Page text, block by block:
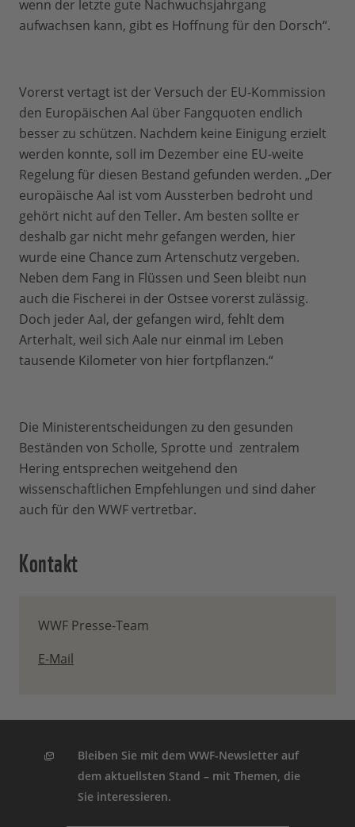
wenn der letzte gute Nachwuchsjahrgang
aufwachsen kann, gibt es Hoffnung für den Dorsch“.
Vorerst vertagt ist der Versuch der EU-Kommission
den Europäischen Aal über Fangquoten endlich
besser zu schützen. Nachdem keine Einigung erzielt
werden konnte, soll im Dezember eine EU-weite
Regelung für diesen Bestand gefunden werden. „Der
europäische Aal ist vom Aussterben bedroht und
gehört nicht auf den Teller. Am besten sollte er
deshalb gar nicht mehr gefangen werden, hier
wurde eine Chance zum Artenschutz vergeben.
Neben dem Fang in Flüssen und Seen bleibt nun
auch die Fischerei in der Ostsee vorerst zulässig.
Doch jeder Aal, der gefangen wird, fehlt dem
Arterhalt, weil sich Aale nur einmal im Leben
tausende Kilometer von hier fortpflanzen.“
Die Ministerentscheidungen zu den gesunden
Beständen von Scholle, Sprotte und zentralem
Hering entsprechen weitgehend den
wissenschaftlichen Empfehlungen und sind daher
auch für den WWF vertretbar.
Kontakt
WWF Presse-Team
E-Mail
Bleiben Sie mit dem WWF-Newsletter auf
dem aktuellsten Stand – mit Themen, die
Sie interessieren.